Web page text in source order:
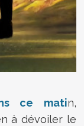
ce matin,
à dévoiler le